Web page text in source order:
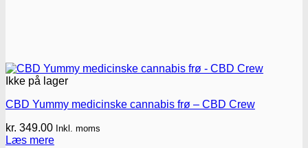
Ikke på lager
CBD Yummy medicinske cannabis frø – CBD Crew
kr. 349.00 Inkl. moms
Læs mere